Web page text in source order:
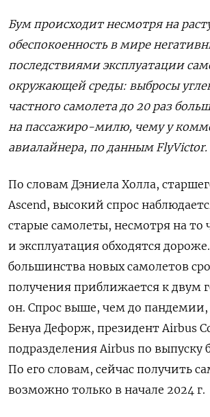
Бум происходит несмотря на
обеспокоенность в мире
последствиями эксплуатации
окружающей среды: выбросы
частного самолета до 20 раз
на пассажиро-милю, чему у
авиалайнера, по данным FlyVictor.
По словам Дэниела Холла,
Ascend, высокий спрос
старые самолеты, несмотря на то
и эксплуатация обходятся
большинства новых самолетов
получения приближается к двум
он. Спрос выше, чем до
Бенуа Дефорж, президент Airbus
подразделения Airbus по выпуску
По его словам, сейчас получить
возможно только в начале 2024 г.